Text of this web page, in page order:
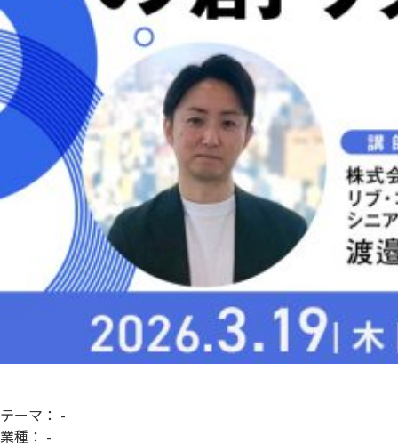
テーマ： -
業種： -